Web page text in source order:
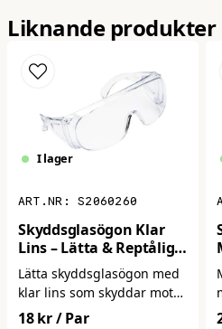
email
Mejladress
Ja, ni får publicera min
Liknande produkter
I lager
S2060260
Skyddsglasögon Klar
Lins – Lätta & Reptåliga
för Arbete
Lätta skyddsglasögon med
klar lins som skyddar mot
damm och partiklar.
18 kr/ Par